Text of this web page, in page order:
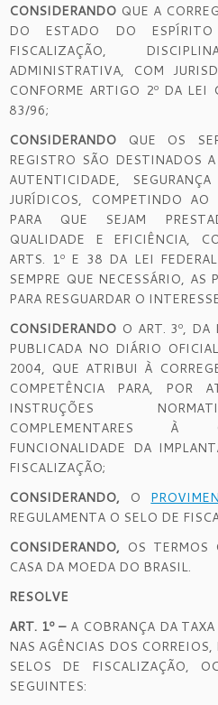
CONSIDERANDO QUE A
DO ESTADO DO
FISCALIZAÇÃO,
ADMINISTRATIVA, COM
CONFORME ARTIGO 2º DA LEI
83/96;
CONSIDERANDO QUE OS
REGISTRO SÃO DESTINADOS
AUTENTICIDADE,
JURÍDICOS, COMPETINDO AO
PARA QUE SEJAM
QUALIDADE E EFICIÊNCIA,
ARTS. 1º E 38 DA LEI
SEMPRE QUE NECESSÁRIO, AS
PARA RESGUARDAR O
CONSIDERANDO O ART. 3º, DA
PUBLICADA NO DIÁRIO
2004, QUE ATRIBUI À
COMPETÊNCIA PARA, POR
INSTRUÇÕES
COMPLEMENTARES À
FUNCIONALIDADE DA
FISCALIZAÇÃO;
CONSIDERANDO, O
REGULAMENTA O SELO DE
CONSIDERANDO, OS
CASA DA MOEDA DO BRASIL.
RESOLVE
ART. 1º –A COBRANÇA DA TAXA
NAS AGÊNCIAS DOS
SELOS DE FISCALIZAÇÃO,
SEGUINTES: